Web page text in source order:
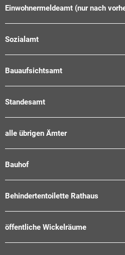
Einwohnermeldeamt (nur nach
Sozialamt
Bauaufsichtsamt
Standesamt
alle übrigen Ämter
Bauhof
Behindertentoilette Rathaus
öffentliche Wickelräume